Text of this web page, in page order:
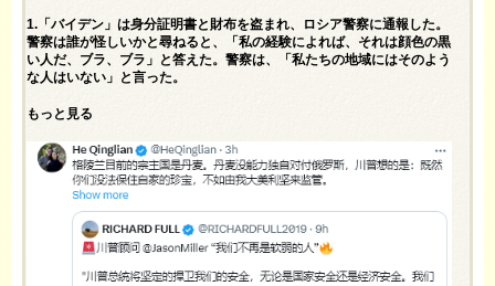
1.「バイデン」は身分証明書と財布を盗まれ、ロシア警察に通報した。
警察は誰が怪しいかと尋ねると、「私の経験によれば、それは顔色の黒
い人だ、ブラ、ブラ」と答えた。警察は、「私たちの地域にはそのよう
な人はいない」と言った。
もっと見る